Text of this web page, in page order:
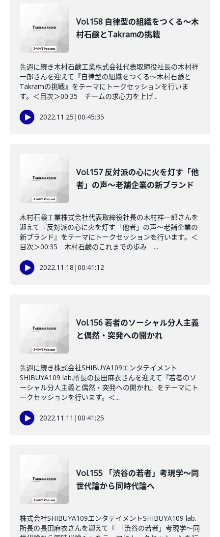
Vol.158 自律型の組織をつくる～木
村石鹸とTakramの挑戦
先週に続き木村石鹸工業株式会社代表取締役社長の木村祥
一郎さんを迎えて『自律型の組織をつくる～木村石鹸と
Takramの挑戦』をテーマにトークセッションを行いま
す。＜目次＞00:35 チームの求心力を上げ...
2022.11.25 |00:45:35
Vol.157 反対派の心に火を灯す「他
者」の声～老舗企業の新ブランド
木村石鹸工業株式会社代表取締役社長の木村祥一郎さんを
迎えて『反対派の心に火を灯す「他者」の声～老舗企業の
新ブランド』をテーマにトークセッションを行います。＜
目次＞00:35 木村石鹸のこれまでの歩み ...
2022.11.18 |00:41:12
Vol.156 若者のソーシャル分人主義
と偶然・突発への開かれ
先週に続き株式会社SHIBUYA109エンタテイメント
SHIBUYA109 lab.所長の長田麻衣さんを迎えて『若者のソ
ーシャル分人主義と偶然・突発への開かれ』をテーマにト
ークセッションを行います。＜...
2022.11.11 |00:41:25
Vol.155 「渋谷の若者」考現学～同
世代論から同時代論へ
株式会社SHIBUYA109エンタテイメントSHIBUYA109 lab.
所長の長田麻衣さんを迎えて『 「渋谷の若者」考現学～同